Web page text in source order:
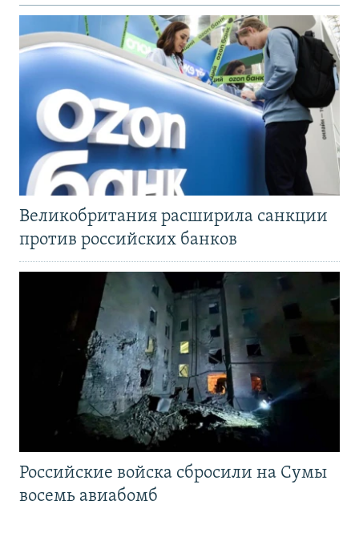
Великобритания расширила санкции
против российских банков
Российские войска сбросили на Сумы
восемь авиабомб